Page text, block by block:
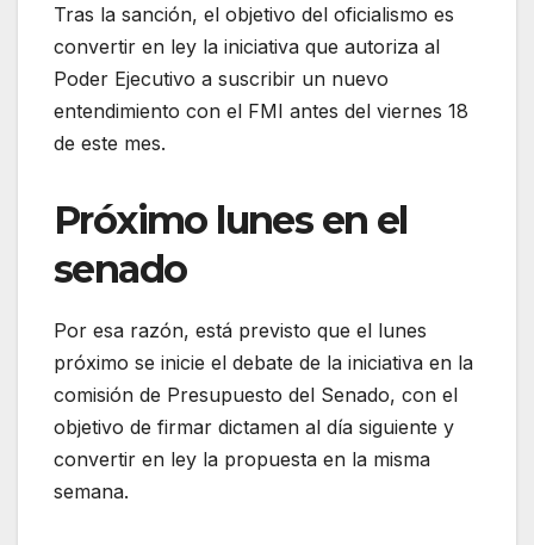
Tras la sanción, el objetivo del oficialismo es
convertir en ley la iniciativa que autoriza al
Poder Ejecutivo a suscribir un nuevo
entendimiento con el FMI antes del viernes 18
de este mes.
Próximo lunes en el
senado
Por esa razón, está previsto que el lunes
próximo se inicie el debate de la iniciativa en la
comisión de Presupuesto del Senado, con el
objetivo de firmar dictamen al día siguiente y
convertir en ley la propuesta en la misma
semana.